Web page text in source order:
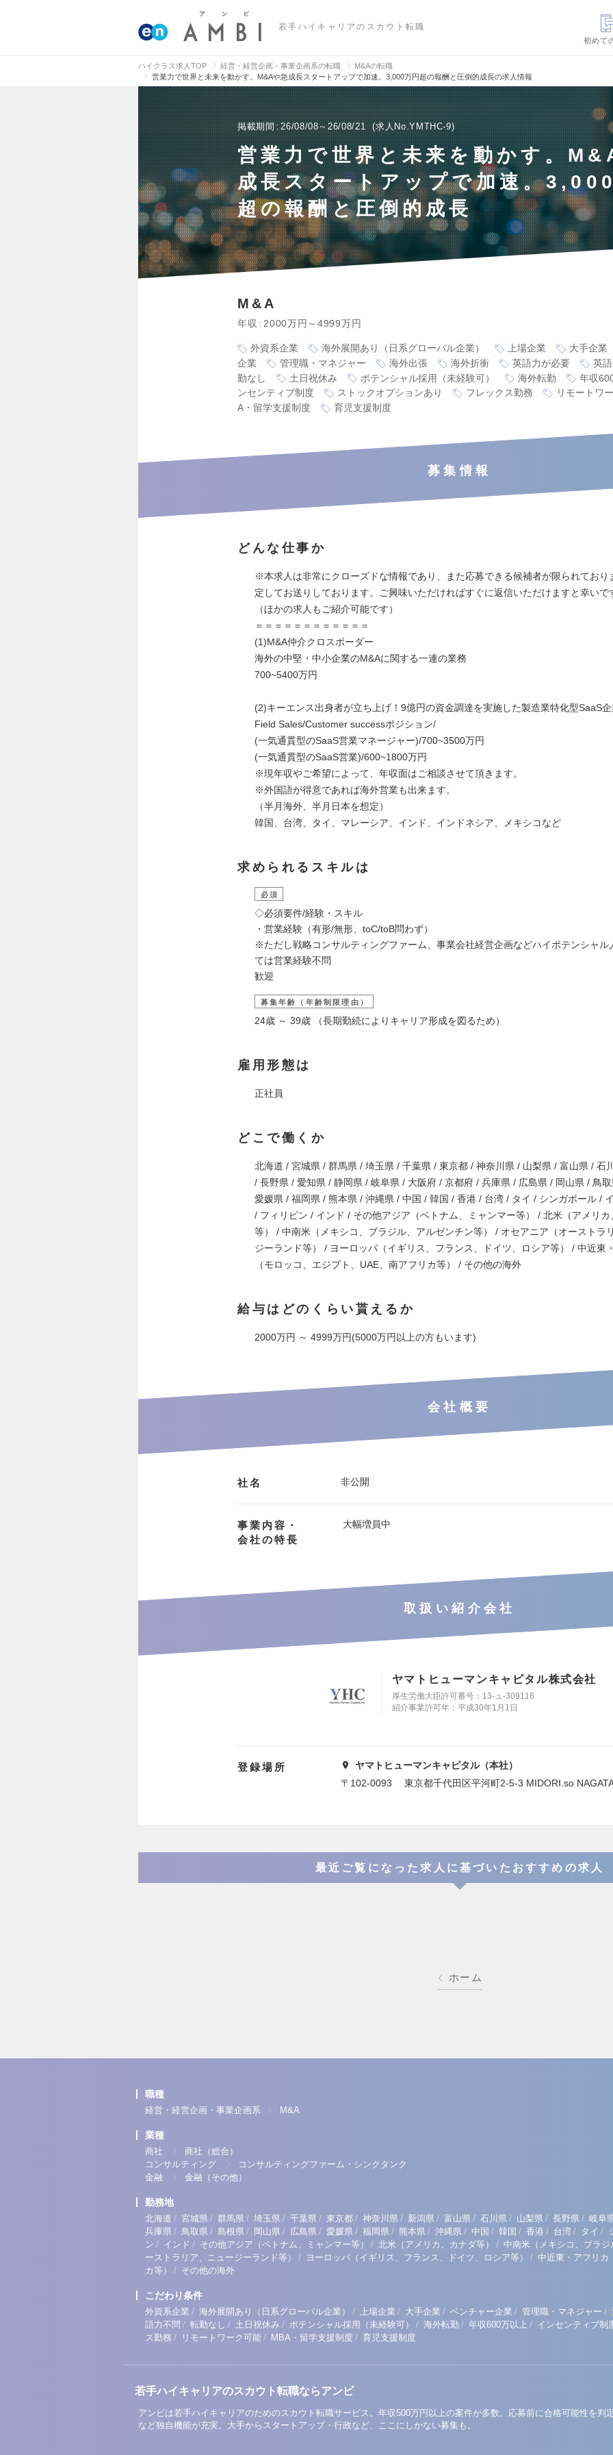
若手ハイキャリアのスカウト転職
初めて
ハイクラス求人TOP 経営・経営企画・事業企画系の転職
M&Aの転職
営業力で世界と未来を動かす。M&Aや急成長スタートアップで加速。3,000万円超の報酬と圧倒的成長の求人情報
掲載期間 26/08/08～26/08/21 求人No.YMTHC-9
営業力で世界と未来を動かす。
成長スタートアップで加速。
超の報酬と圧倒的成長
M&A
年収 2000万円～4999万円
外資系企業 海外展開あり（日系グローバル企業） 上場企業
大手企業
企業
管理職・マネジャー 海外出張 海外折衝 英語力が必要
英
勤なし
土日祝休み ポテンシャル採用（未経験可） 海外転勤
年収
ンセンティブ制度
ストックオプションあり フレックス勤務
リモートワ
A・留学支援制度
育児支援制度
募集情報
どんな仕事か
※本求人は非常にクローズドな情報であり、また応募できる候補者が限られており
定してお送りしております。ご興味いただければすぐに返信いただけますと幸い
（ほかの求人もご紹介可能です）
＝＝＝＝＝＝＝＝＝＝＝＝
(1)M&A仲介クロスボーダー
海外の中堅・中小企業のM&Aに関する一連の業務
700~5400万円
(2)キーエンス出身者が立ち上げ！9億円の資金調達を実施した製造業特化型SaaS
Field Sales/Customer successポジション/
(一気通貫型のSaaS営業マネージャー)/700~3500万円
(一気通貫型のSaaS営業)/600~1800万円
※現年収やご希望によって、年収面はご相談させて頂きます。
※外国語が得意であれば海外営業も出来ます。
（半月海外、半月日本を想定）
韓国、台湾、タイ、マレーシア、インド、インドネシア、メキシコなど
求められるスキルは
必須
◇必須要件/経験・スキル
・営業経験（有形/無形、toC/toB問わず）
※ただし戦略コンサルティングファーム、事業会社経営企画などハイポテンシャル
ては営業経験不問
歓迎
募集年齢（年齢制限理由）
24歳 ～ 39歳 （長期勤続によりキャリア形成を図るため）
雇用形態は
正社員
どこで働くか
北海道 / 宮城県 / 群馬県 / 埼玉県 / 千葉県 / 東京都 / 神奈川県 / 山梨県 / 富山県 / 石
/ 長野県 / 愛知県 / 静岡県 / 岐阜県 / 大阪府 / 京都府 / 兵庫県 / 広島県 / 岡山県 / 鳥
愛媛県 / 福岡県 / 熊本県 / 沖縄県 / 中国 / 韓国 / 香港 / 台湾 / タイ / シンガポール /
/ フィリピン / インド / その他アジア（ベトナム、ミャンマー等） / 北米（アメリカ
等） / 中南米（メキシコ、ブラジル、アルゼンチン等） / オセアニア（オーストラ
ジーランド等） / ヨーロッパ（イギリス、フランス、ドイツ、ロシア等） / 中近東
（モロッコ、エジプト、UAE、南アフリカ等） / その他の海外
給与はどのくらい貰えるか
2000万円 ～ 4999万円(5000万円以上の方もいます)
会社概要
社名 非公開
事業内容・
会社の特長
大幅増員中
取扱い紹介会社
ヤマトヒューマンキャピタル株式会社
厚生労働大臣許可番号：13-ュ-309116
紹介事業許可年：平成30年1月1日
登録場所
ヤマトヒューマンキャピタル（本社）
〒102-0093 東京都千代田区平河町2-5-3 MIDORI.so
最近ご覧になった求人に基づいたおすすめの求人
ホーム
職種
経営・経営企画・事業企画系 M&A
業種
商社
商社（総合）
コンサルティング
コンサルティングファーム・シンクタンク
金融
金融（その他）
勤務地
北海道 / 宮城県 / 群馬県 / 埼玉県 / 千葉県 / 東京都 / 神奈川県 / 新潟県 / 富山県 / 石川県 / 山梨県 / 長野県 / 岐阜
兵庫県 / 鳥取県 / 島根県 / 岡山県 / 広島県 / 愛媛県 / 福岡県 / 熊本県 / 沖縄県 / 中国 / 韓国 / 香港 / 台湾 / タイ /
ン / インド / その他アジア（ベトナム、ミャンマー等） / 北米（アメリカ、カナダ等） / 中南米（メキシコ、ブラ
ーストラリア、ニュージーランド等）
/ ヨーロッパ（イギリス、フランス、ドイツ、ロシア等） / 中近東・アフリカ
カ等）
/ その他の海外
こだわり条件
外資系企業 / 海外展開あり（日系グローバル企業） / 上場企業 / 大手企業 / ベンチャー企業 / 管理職・マネジャー /
語力不問 / 転勤なし / 土日祝休み / ポテンシャル採用（未経験可） / 海外転勤 / 年収600万以上 / インセンティブ制
ス勤務 / リモートワーク可能 / MBA・留学支援制度 / 育児支援制度
若手ハイキャリアのスカウト転職ならアンビ
アンビは若手ハイキャリアのためのスカウト転職サービス。年収500万円以上の案件が多数。応募前に合格可能性を判
など独自機能が充実。大手からスタートアップ・行政など、ここにしかない募集も。